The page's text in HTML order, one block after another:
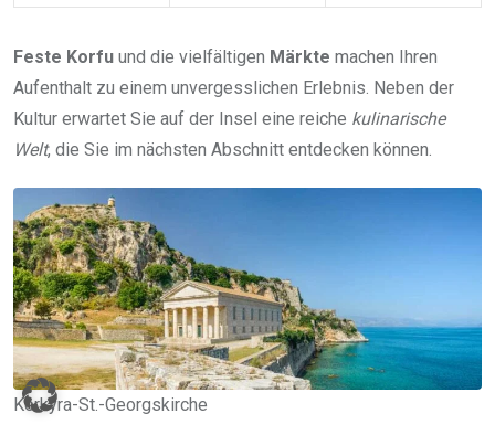
Feste Korfu und die vielfältigen Märkte machen Ihren
Aufenthalt zu einem unvergesslichen Erlebnis. Neben der
Kultur erwartet Sie auf der Insel eine reiche kulinarische
Welt, die Sie im nächsten Abschnitt entdecken können.
Kerkyra-St.-Georgskirche